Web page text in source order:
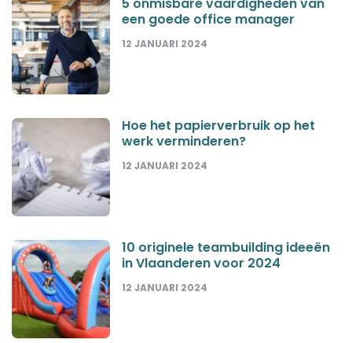
5 onmisbare vaardigheden van
een goede office manager
12 JANUARI 2024
Hoe het papierverbruik op het
werk verminderen?
12 JANUARI 2024
10 originele teambuilding ideeën
in Vlaanderen voor 2024
12 JANUARI 2024